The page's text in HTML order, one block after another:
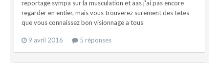
reportage sympa sur la musculation et aas j'ai pas encore
regarder en entier, mais vous trouverez surement des tetes
que vous connaissez bon visionnage a tous
9 avril 2016 5 réponses